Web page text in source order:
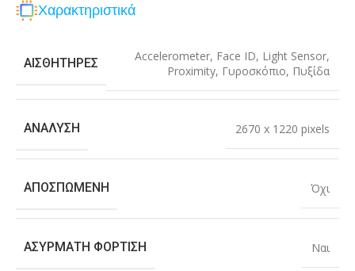
Χαρακτηριστικά
ΑΙΣΘΗΤΉΡΕΣ Accelerometer, Face ID, Light Sensor,
Proximity, Γυροσκόπιο, Πυξίδα
ΑΝΆΛΥΣΗ 2670 x 1220 pixels
ΑΠΟΣΠΏΜΕΝΗ Όχι
ΑΣΎΡΜΑΤΗ ΦΌΡΤΙΣΗ Ναι